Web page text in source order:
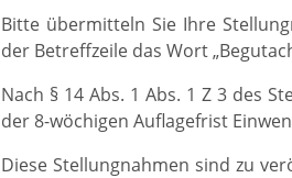
Bitte übermitteln Sie Ihre
der Betreffzeile das Wort
Nach § 14 Abs. 1 Abs. 1 Z 3 des
der 8-wöchigen Auflagefrist
Diese Stellungnahmen sind zu